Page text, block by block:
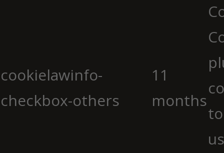
cookielawinfo-
checkbox-others
11
months